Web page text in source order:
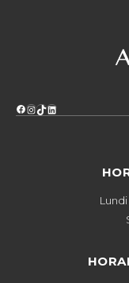
Facebook
Instagram
TikTok
LinkedIn